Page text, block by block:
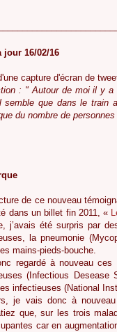
jour 16/02/16
capture d'écran de
: " Autour de moi il y a
semble que dans le train
du nombre de
de ce nouveau
dans un billet fin 2011, «
j’avais été surpris par
la pneumonie
mains-pieds-bouche.
regardé à nouveau
(Infectious Desease
infectieuses (National
je vais donc à
que, sur les trois
car en